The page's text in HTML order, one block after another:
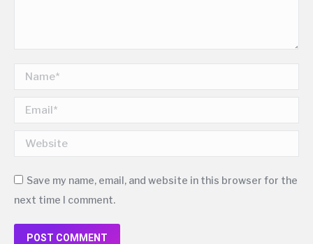
Name *
Email *
Website
Save my name, email, and website in this browser for the
next time I comment.
POST COMMENT